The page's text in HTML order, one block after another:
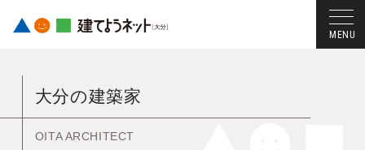
ン
大分の建築家
OITA ARCHITECT